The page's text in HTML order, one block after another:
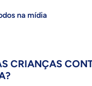
na mídia
CRIANÇAS